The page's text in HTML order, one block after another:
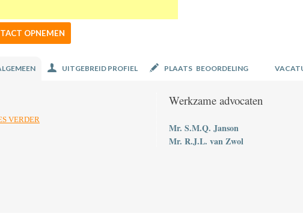
OPNEMEN
UITGEBREID PROFIEL PLAATS BEOORDELING
VERDER
Werkzame advocaten
Mr. S.M.Q. Janson
Mr. R.J.L. van Zwol